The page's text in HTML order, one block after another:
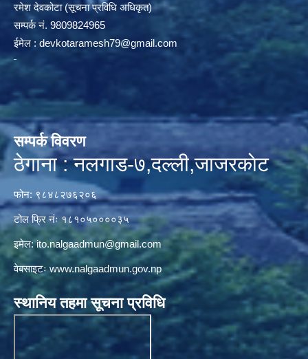
रमेश देवकोटा (सूचना प्रविधि अधिकृत)
सम्पर्क न‌ं. 9809824965
ईमेल : devkotaramesh79@gmail.com
सम्पर्क विवरण
ठेगाना : नलगाड-७,दल्ली,जाजरकाेट
फोन: ९८४८२७६२०६
टोल फ्रि नंः १८१०५००००३५
इमेल:ito.nalgaadmun@gmail.com
वेबसाइटःwww.nalgaadmun.gov.np
स्थानिय तहमा सूचना प्रविधि